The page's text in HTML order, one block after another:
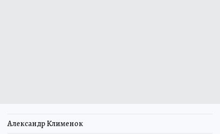
Александр Клименок